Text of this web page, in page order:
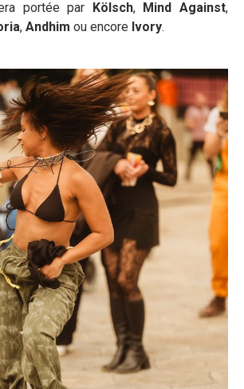
portée par Kölsch, Mind Against,
, Andhim ou encore Ivory.